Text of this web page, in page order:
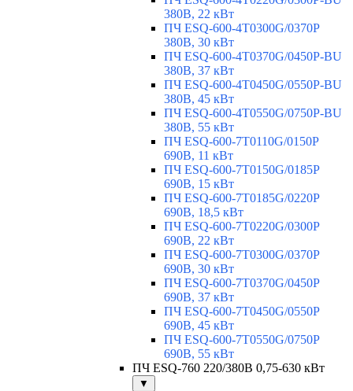
380В, 22 кВт
ПЧ ESQ-600-4T0300G/0370P
380В, 30 кВт
ПЧ ESQ-600-4T0370G/0450P-BU
380В, 37 кВт
ПЧ ESQ-600-4T0450G/0550P-BU
380В, 45 кВт
ПЧ ESQ-600-4T0550G/0750P-BU
380В, 55 кВт
ПЧ ESQ-600-7T0110G/0150P
690В, 11 кВт
ПЧ ESQ-600-7T0150G/0185P
690В, 15 кВт
ПЧ ESQ-600-7T0185G/0220P
690В, 18,5 кВт
ПЧ ESQ-600-7T0220G/0300P
690В, 22 кВт
ПЧ ESQ-600-7T0300G/0370P
690В, 30 кВт
ПЧ ESQ-600-7T0370G/0450P
690В, 37 кВт
ПЧ ESQ-600-7T0450G/0550P
690В, 45 кВт
ПЧ ESQ-600-7T0550G/0750P
690В, 55 кВт
ПЧ ESQ-760 220/380В 0,75-630 кВт
▼